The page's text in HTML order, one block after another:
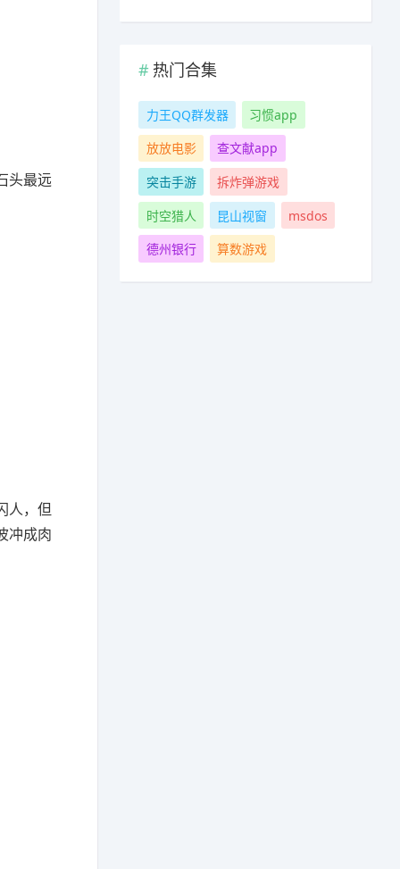
头最远
人，但
冲成肉
热门合集
力王QQ群发器
习惯app
放放电影
查文献app
突击手游
拆炸弹游戏
时空猎人
昆山视窗
msdos
德州银行
算数游戏